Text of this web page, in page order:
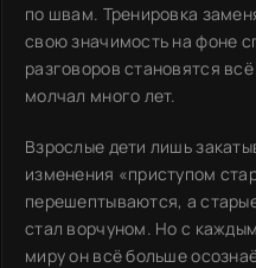
по швам. Тренировка
свою значимость на фоне
разговоров становятся
молчал много лет.
Взрослые дети лишь
изменения «приступом
перешептываются, а
стал ворчуном. Но с
миру он всё больше